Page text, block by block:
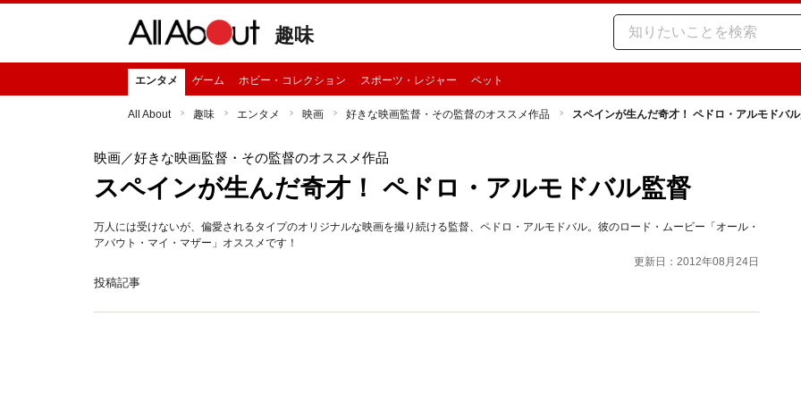
趣味
エンタメ ゲーム ホビー・コレクション スポーツ・レジャー ペット
All About 趣味 エンタメ 映画 好きな映画監督・その監督のオススメ作品 スペインが生んだ奇才！ ペドロ・アルモドバ
映画／好きな映画監督・その監督のオススメ作品
スペインが生んだ奇才！ ペドロ・アルモドバル監督
万人には受けないが、偏愛されるタイプのオリジナルな映画を撮り続ける監督、ペドロ・アルモドバル。彼のロード・ムービー「オール・
アバウト・マイ・マザー」オススメです！
更新日：2012年08月24日
投稿記事